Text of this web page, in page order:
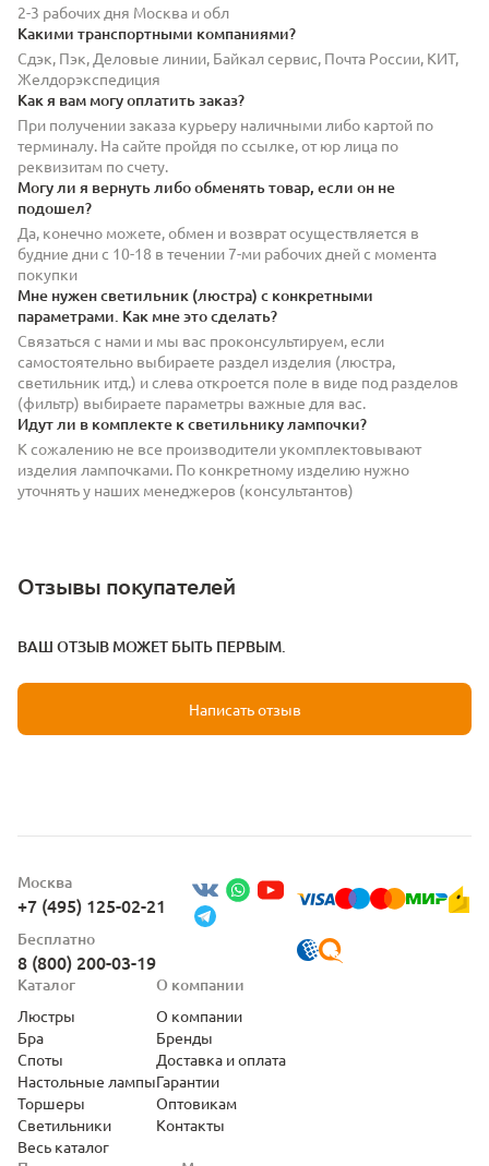
2-3 рабочих дня Москва и обл
Какими транспортными компаниями?
Сдэк, Пэк, Деловые линии, Байкал сервис, Почта России, КИТ,
Желдорэкспедиция
Как я вам могу оплатить заказ?
При получении заказа курьеру наличными либо картой по
терминалу. На сайте пройдя по ссылке, от юр лица по
реквизитам по счету.
Могу ли я вернуть либо обменять товар, если он не
подошел?
Да, конечно можете, обмен и возврат осуществляется в
будние дни с 10-18 в течении 7-ми рабочих дней с момента
покупки
Мне нужен светильник (люстра) с конкретными
параметрами. Как мне это сделать?
Связаться с нами и мы вас проконсультируем, если
самостоятельно выбираете раздел изделия (люстра,
светильник итд.) и слева откроется поле в виде под разделов
(фильтр) выбираете параметры важные для вас.
Идут ли в комплекте к светильнику лампочки?
К сожалению не все производители укомплектовывают
изделия лампочками. По конкретному изделию нужно
уточнять у наших менеджеров (консультантов)
Отзывы покупателей
ВАШ ОТЗЫВ МОЖЕТ БЫТЬ ПЕРВЫМ.
Написать отзыв
Москва
+7 (495) 125-02-21
Бесплатно
8 (800) 200-03-19
Каталог
Люстры
Бра
Споты
Настольные лампы
Торшеры
Светильники
Весь каталог
О компании
О компании
Бренды
Доставка и оплата
Гарантии
Оптовикам
Контакты